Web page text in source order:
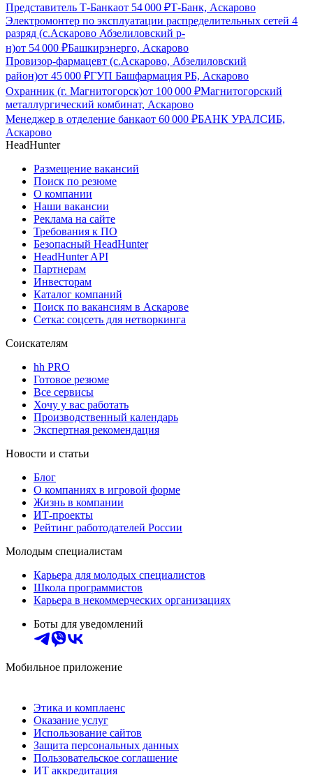
Представитель Т-Банкаот 54 000 ₽Т-Банк, Аскарово
Электромонтер по эксплуатации распределительных сетей 4
разряд (с.Аскарово Абзелиловский р-
н)от 54 000 ₽Башкирэнерго, Аскарово
Провизор-фармацевт (с.Аскарово, Абзелиловский
район)от 45 000 ₽ГУП Башфармация РБ, Аскарово
Охранник (г. Магнитогорск)от 100 000 ₽Магнитогорский
металлургический комбинат, Аскарово
Менеджер в отделение банкаот 60 000 ₽БАНК УРАЛСИБ,
Аскарово
HeadHunter
Размещение вакансий
Поиск по резюме
О компании
Наши вакансии
Реклама на сайте
Требования к ПО
Безопасный HeadHunter
HeadHunter API
Партнерам
Инвесторам
Каталог компаний
Поиск по вакансиям в Аскарове
Сетка: соцсеть для нетворкинга
Соискателям
hh PRO
Готовое резюме
Все сервисы
Хочу у вас работать
Производственный календарь
Экспертная рекомендация
Новости и статьи
Блог
О компаниях в игровой форме
Жизнь в компании
ИТ-проекты
Рейтинг работодателей России
Молодым специалистам
Карьера для молодых специалистов
Школа программистов
Карьера в некоммерческих организациях
Боты для уведомлений
Мобильное приложение
Этика и комплаенс
Оказание услуг
Использование сайтов
Защита персональных данных
Пользовательское соглашение
ИТ аккредитация